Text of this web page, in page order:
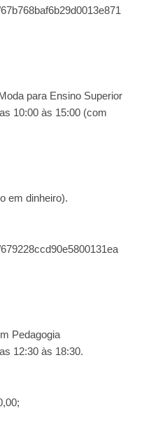
para Ensino Superior
10:00 às 15:00 (com
em dinheiro).
Pedagogia
12:30 às 18:30.